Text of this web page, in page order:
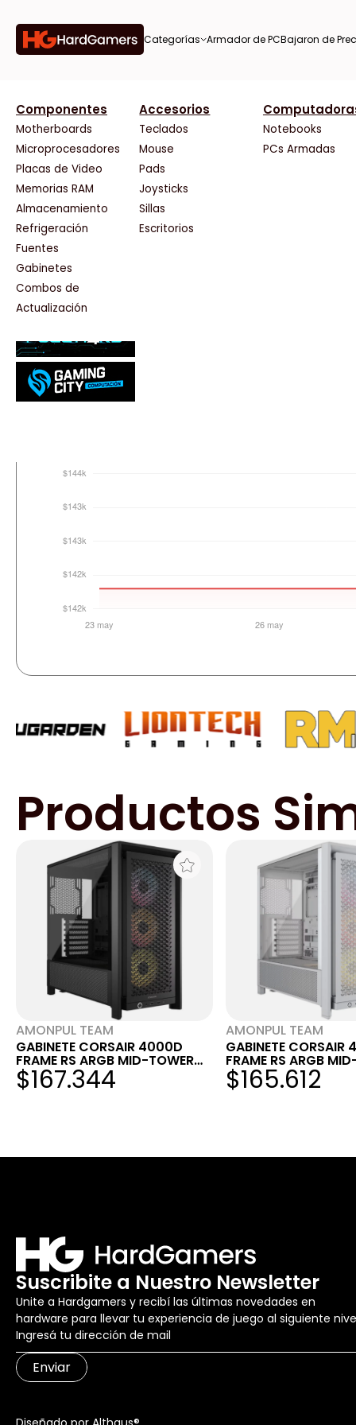
Categorías Armador de PCBajaron de
de
de
Componentes
Motherboards
Microprocesadores
Placas de Video
Memorias RAM
Almacenamiento
Refrigeración
Fuentes
Gabinetes
Combos de
Actualización
Accesorios
Teclados
Mouse
Pads
Joysticks
Sillas
Escritorios
Notebooks
PCs Armadas
AMD
AOC
AULA
Adata
AeroCool
Antec
Arkham
Asrock
BenQ
CX
Cooler Master
Corsair
Crucial
Deepcool
Dell
Gigabyte
HP
Tiendas destacadas
Acuario Insumos
Productos
AMONPUL TEAM
GABINETE CORSAIR 4000D
FRAME RS ARGB MID-TOWER
VIDRIO TEMPLADO FAN ARGB
X3 BLACK
$167.344
AMONPUL TEAM
GABINETE CORSAIR
FRAME RS ARGB
VIDRIO TEMPLADO
X3 WHITE
$165.612
Suscribite a Nuestro Newsletter
Unite a Hardgamers y recibí las últimas novedades en
hardware para llevar tu experiencia de juego al siguiente
Enviar